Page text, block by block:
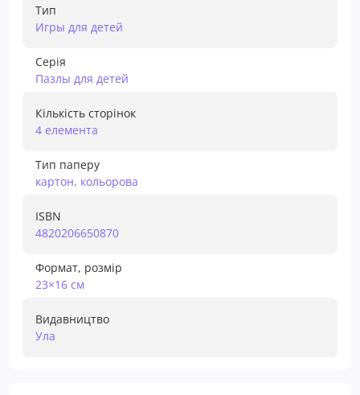
Тип
Игры для детей
Серія
Пазлы для детей
Кількість сторінок
4 елемента
Тип паперу
картон, кольорова
ISBN
4820206650870
Формат, розмір
23×16 см
Видавництво
Ула